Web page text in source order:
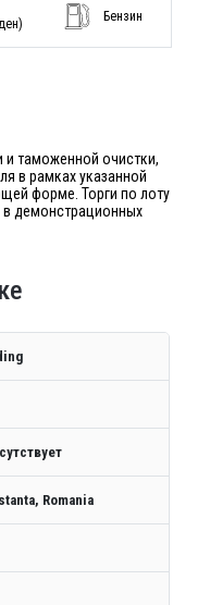
Бензин
и таможенной очистки,
в рамках указанной
форме. Торги по лоту
в демонстрационных
Romania